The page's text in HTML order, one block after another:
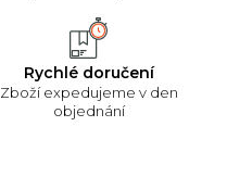
Rychlé doručení
Zboží expedujeme v den
objednání